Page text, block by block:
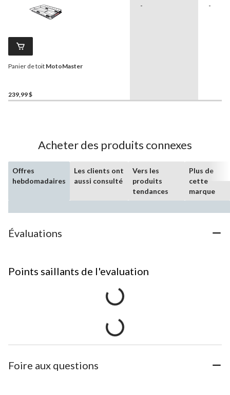
Panier de toit MotoMaster
239,99 $
- -
Acheter des produits connexes
Offres
hebdomadaires
Les clients ont
aussi consulté
Vers les
produits
tendances
Plus de
cette
marque
Évaluations
Points saillants de l'evaluation
Foire aux questions